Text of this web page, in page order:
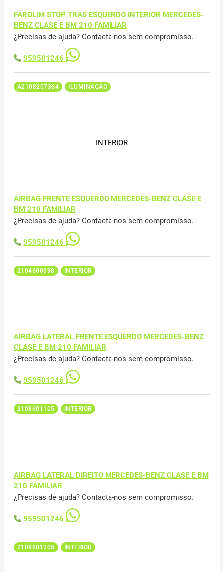
FAROLIM STOP TRAS ESQUERDO INTERIOR MERCEDES-
BENZ CLASE E BM 210 FAMILIAR
¿Precisas de ajuda? Contacta-nos sem compromisso.
959501246
A2108207364 ILUMINAÇÃO
INTERIOR
AIRBAG FRENTE ESQUERDO MERCEDES-BENZ CLASE E
BM 210 FAMILIAR
¿Precisas de ajuda? Contacta-nos sem compromisso.
959501246
2104600398 INTERIOR
AIRBAG LATERAL FRENTE ESQUERDO MERCEDES-BENZ
CLASE E BM 210 FAMILIAR
¿Precisas de ajuda? Contacta-nos sem compromisso.
959501246
2108601105 INTERIOR
AIRBAG LATERAL DIREITO MERCEDES-BENZ CLASE E BM
210 FAMILIAR
¿Precisas de ajuda? Contacta-nos sem compromisso.
959501246
2108601205 INTERIOR